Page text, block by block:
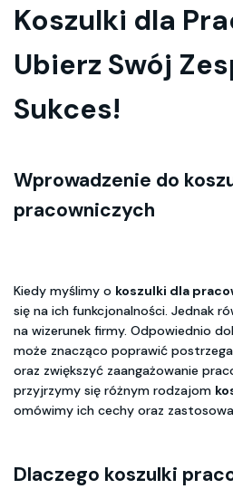
Koszulki dla
Ubierz Swój
Sukces!
Wprowadzenie do
pracowniczych
Kiedy myślimy o koszulki dla
się na ich funkcjonalności. Jednak
na wizerunek firmy. Odpowiednio
może znacząco poprawić
oraz zwiększyć zaangażowanie
przyjrzymy się różnym rodzajom
omówimy ich cechy oraz
Dlaczego koszulki